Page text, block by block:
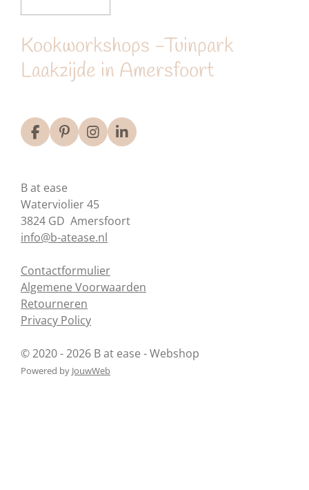
Kookworkshops -Tuinpark
Laakzijde in Amersfoort
F
a
b
o
o
k
P
i
e
r
e
s
t
I
n
g
r
a
m
L
i
I
n
B at ease
Waterviolier 45
3824 GD Amersfoort
info@b-atease.nl
Contactformulier
Algemene Voorwaarden
Retourneren
Privacy Policy
© 2020 - 2026 B at ease - Webshop
Powered by JouwWeb